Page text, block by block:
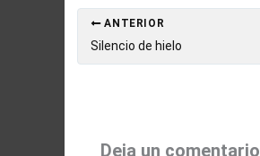
ANTERIOR
Silencio de hielo
Deja un comentario